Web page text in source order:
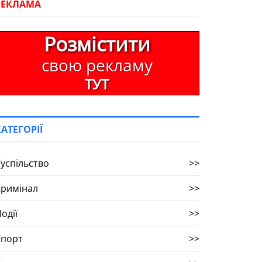
Розмістити
свою рекламу
ТУТ
>>
>>
>>
>>